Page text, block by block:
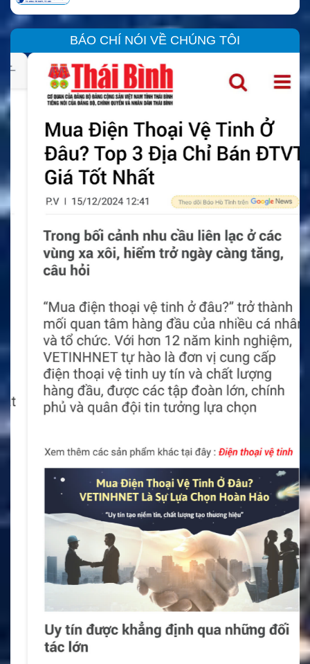
BÁO CHÍ NÓI VỀ CHÚNG TÔI